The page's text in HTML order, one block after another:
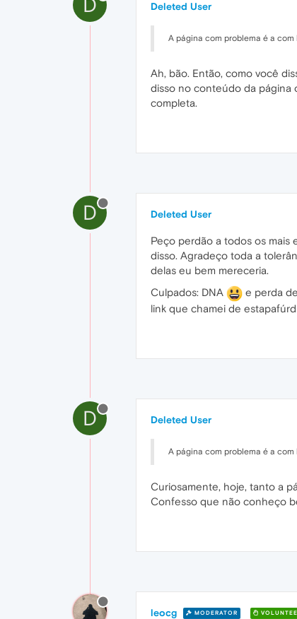
Deleted User
A página com problema é a com
Ah, bão. Então, como você
disso no conteúdo da página
completa.
D Deleted User
Peço perdão a todos os
disso. Agradeço toda a
delas eu bem mereceria.
Culpados: DNA
e perda
link que chamei de
D Deleted User
A página com problema é a com
Curiosamente, hoje, tanto a
Confesso que não conheço
leocg MODERATOR